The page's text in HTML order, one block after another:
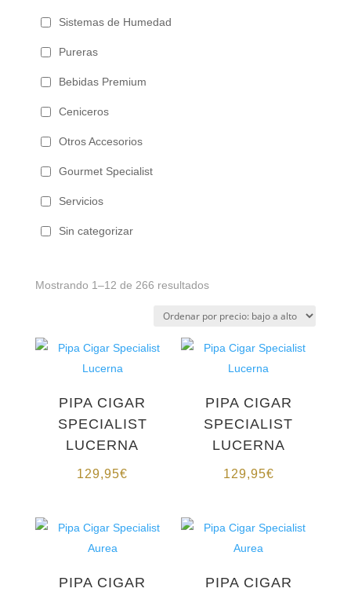
Sistemas de Humedad
Pureras
Bebidas Premium
Ceniceros
Otros Accesorios
Gourmet Specialist
Servicios
Sin categorizar
Mostrando 1–12 de 266 resultadosOrdenado
precio:
a
PIPA CIGAR
SPECIALIST
LUCERNA
129,95€
PIPA CIGAR
SPECIALIST
LUCERNA
129,95€
PIPA CIGAR
PIPA CIGAR